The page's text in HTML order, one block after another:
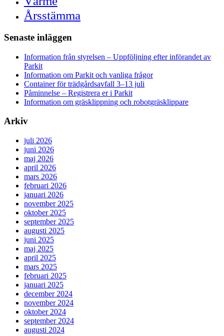
Årsstämma
Senaste inläggen
Information från styrelsen – Uppföljning efter införandet av
Parkit
Information om Parkit och vanliga frågor
Container för trädgårdsavfall 3–13 juli
Påminnelse – Registrera er i Parkit
Information om gräsklippning och robotgräsklippare
Arkiv
juli 2026
juni 2026
maj 2026
april 2026
mars 2026
februari 2026
januari 2026
november 2025
oktober 2025
september 2025
augusti 2025
juni 2025
maj 2025
april 2025
mars 2025
februari 2025
januari 2025
december 2024
november 2024
oktober 2024
september 2024
augusti 2024